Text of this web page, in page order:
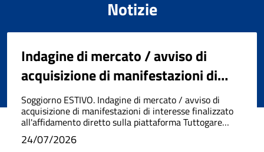
Notizie
Indagine di mercato / avviso di
acquisizione di manifestazioni di
interesse finalizzato all'affidamento
diretto sulla piattaforma Tuttogare
dell'organizzazione del soggiorno
Soggiorno ESTIVO. Indagine di mercato / avviso di
acquisizione di manifestazioni di interesse finalizzato
all'affidamento diretto sulla piattaforma Tuttogare
dell'organizzazione del soggiorno climatico per anziani
2026.
24/07/2026